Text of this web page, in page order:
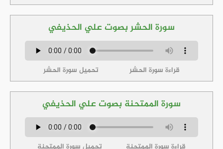
سورة الحشر بصوت علي الحذيفي
قراءة سورة الحشر تحميل سورة الحشر
سورة الممتحنة بصوت علي الحذيفي